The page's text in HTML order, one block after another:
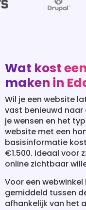
Wat kost
maken in
Wil je een website
vast benieuwd naar
je wensen en het
website met een
basisinformatie
€1.500. Ideaal voor
online zichtbaar
Voor een
gemiddeld tussen
afhankelijk van het